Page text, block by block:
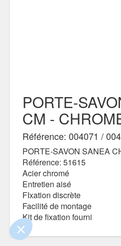
de ce site vous intéresse
aimerait bien vous accompagner
par
PORTE-
CM -
Référence: 004071 /
PORTE-SAVON SANEA
Référence: 51615
Acier chromé
Entretien aisé
FIxation discrète
Facilité de montage
Kit de fixation fourni